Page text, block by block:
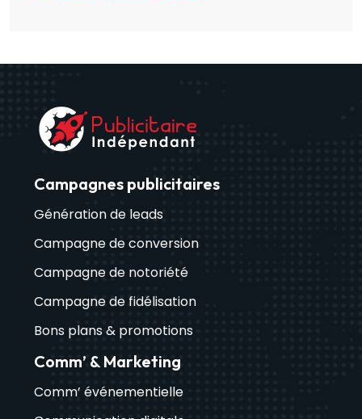
Campagnes publicitaires
Génération de leads
Campagne de conversion
Campagne de notoriété
Campagne de fidélisation
Bons plans & promotions
Comm’ & Marketing
Comm’ événementielle